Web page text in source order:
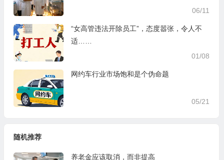
06/11
“女高管违法开除员工”，态度嚣张，令人不
适……
01/08
网约车行业市场饱和是个伪命题
05/21
随机推荐
养老金应该取消，而非提高